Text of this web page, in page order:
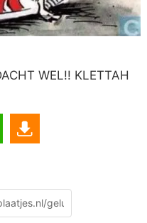
WEL!! KLETTAH